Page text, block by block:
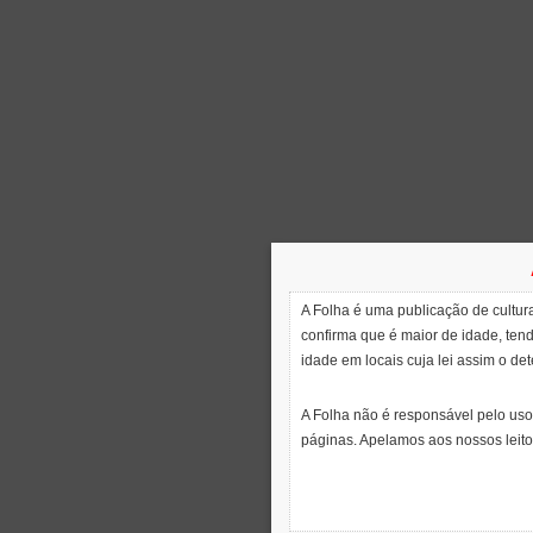
A Folha é uma publicação de
confirma que é maior de idade,
idade em locais cuja lei assim o
A Folha não é responsável pelo
páginas. Apelamos aos nossos